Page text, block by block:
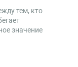
тем, кто
значение